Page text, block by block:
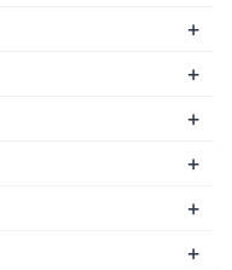
+
+
+
+
+
+